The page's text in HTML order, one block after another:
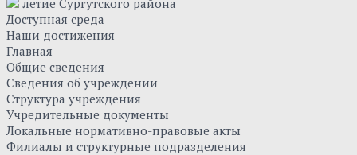
летие Сургутского района
Доступная среда
Наши достижения
Главная
Общие сведения
Сведения об учреждении
Структура учреждения
Учредительные документы
Локальные нормативно-правовые акты
Филиалы и структурные подразделения